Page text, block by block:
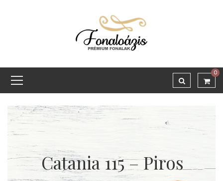
0
Catania 115 – Piros